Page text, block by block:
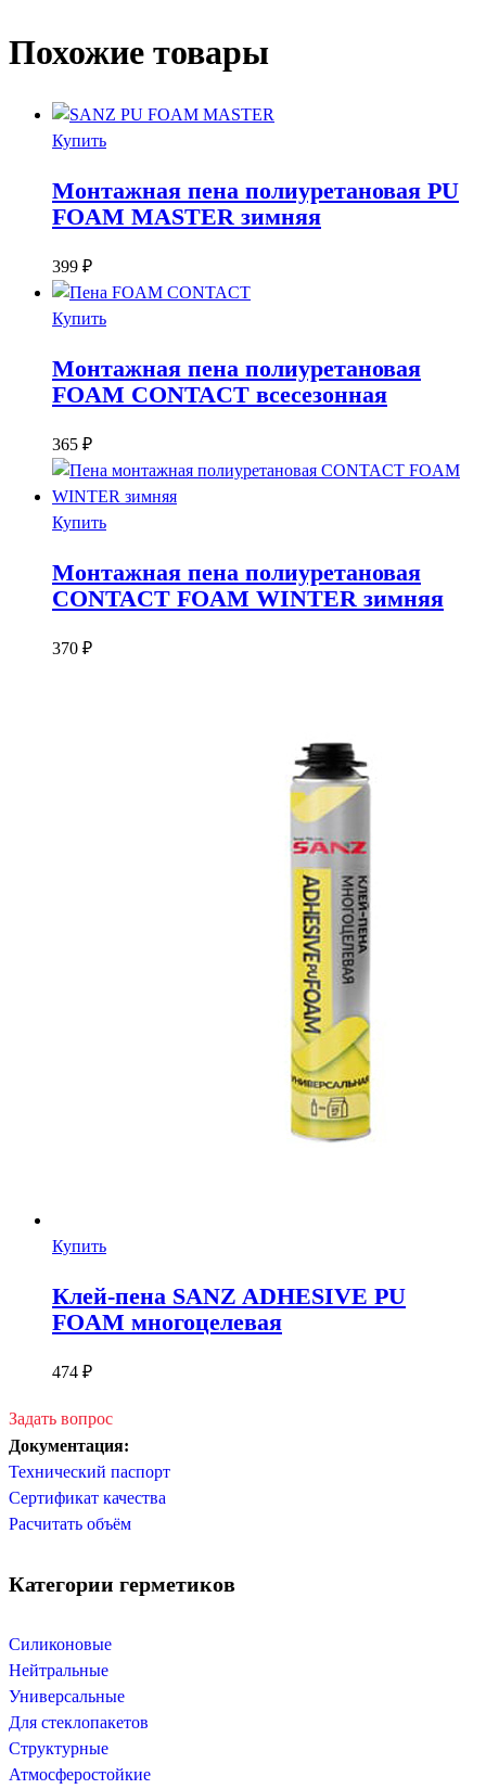
Похожие товары
Купить
Монтажная пена полиуретановая PU
FOAM MASTER зимняя
399 ₽
Купить
Монтажная пена полиуретановая
FOAM CONTACT всесезонная
365 ₽
Купить
Монтажная пена полиуретановая
CONTACT FOAM WINTER зимняя
370 ₽
Купить
Клей-пена SANZ ADHESIVE PU
FOAM многоцелевая
474 ₽
Задать вопрос
Документация:
Технический паспорт
Сертификат качества
Расчитать объём
Категории герметиков
Силиконовые
Нейтральные
Универсальные
Для стеклопакетов
Структурные
Атмосферостойкие